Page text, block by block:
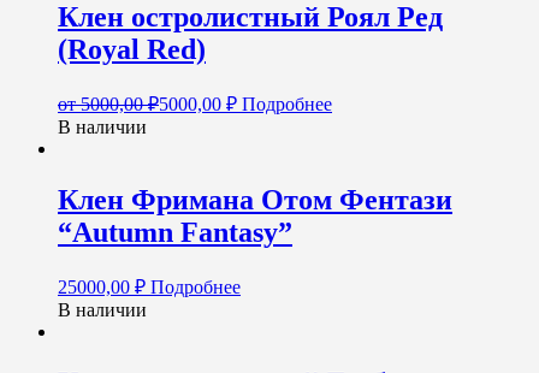
Клен остролистный Роял Ред
(Royal Red)
от5000,00₽5000,00 ₽ Подробнее
В наличии
Клен Фримана Отом Фентази
“Autumn Fantasy”
25000,00 ₽ Подробнее
В наличии